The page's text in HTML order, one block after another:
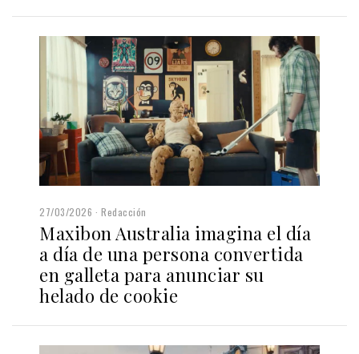
27/03/2026 Redacción
Maxibon Australia imagina el día
a día de una persona convertida
en galleta para anunciar su
helado de cookie